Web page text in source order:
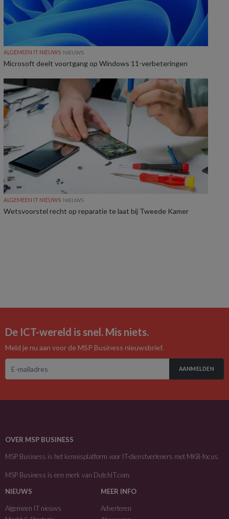
ALGEMEEN IT NIEUWS NIEUWS
Microsoft deelt voortgang op Windows 11-verbeteringen
ALGEMEEN IT NIEUWS NIEUWS
Wetsvoorstel recht op reparatie te laat bij Tweede Kamer
De ICT-wereld is snel. Mis niets.
Meld je nu aan voor de MSP Business nieuwsbrief.
AANMELDEN
OVER MSP BUSINESS
MSP Business is het kennisplatform voor IT-dienstverleners met MKB-focus.
MSP Business is een merk van DutchIT.com
NIEUWS
Algemeen IT nieuws
MEER INFO
Adverteren